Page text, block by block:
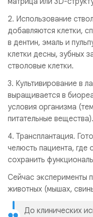
2. Использование
добавляются клетки,
в дентин, эмаль и
клетки десны, зубных
стволовые клетки.
3. Культивирование в
выращивается в
условия организма
питательные вещества).
4. Трансплантация.
челюсть пациента, где
сохранить
Сейчас эксперименты
животных (мышах,
До клинических